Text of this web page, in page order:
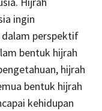
ingin
dalam perspektif
bentuk hijrah
hijrah
bentuk hijrah
kehidupan